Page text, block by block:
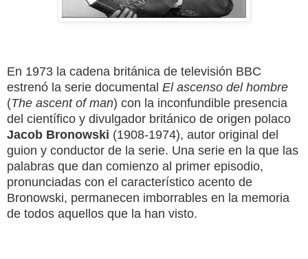
En 1973 la cadena británica de televisión BBC
estrenó la serie documental El ascenso del hombre
(The ascent of man) con la inconfundible presencia
del científico y divulgador británico de origen polaco
Jacob Bronowski (1908-1974), autor original del
guion y conductor de la serie. Una serie en la que las
palabras que dan comienzo al primer episodio,
pronunciadas con el característico acento de
Bronowski, permanecen imborrables en la memoria
de todos aquellos que la han visto.